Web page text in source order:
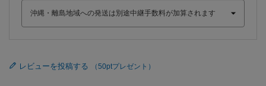
レビューを投稿する